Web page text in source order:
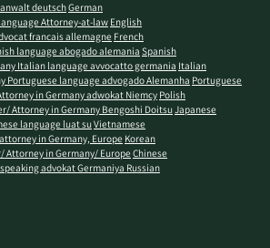
German
English
French
Spanish
Italian
Portuguese
Polish
Japanese
Vietnamese
Korean
Chinese
Russian